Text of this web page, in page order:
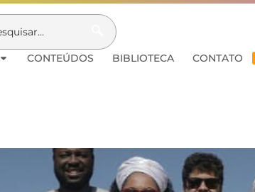
CONTEÚDOS BIBLIOTECA CONTATO